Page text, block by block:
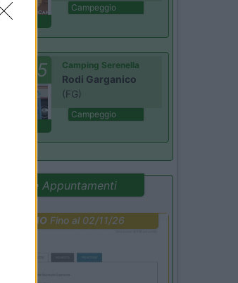
Campeggio
8.5 Camping Serenella
Rodi Garganico
(FG)
Campeggio
Promo e Appuntamenti
PROMO Fino al 02/11/26